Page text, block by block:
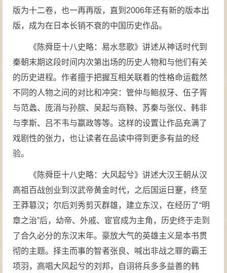
版为十二卷，也一再再版，直到2006年还有新的版本出
版，成为在日本长销不衰的中国历史作品。
《陈舜臣十八史略：易水悲歌》讲述从神话时代到
秦朝末期这段时间内次第出场的历史人物和与他们有关
的历史进程。作者擅于把握互相关联着的性格命运截然
不同的人物之间的对比和冲突：管仲与鲍叔牙、伍子胥
与范蠡、庞涓与孙膑、吴起与商鞅、苏秦与张仪、韩非
与李斯、吕不韦与嬴政等等。这样的设置让作品充满了
戏剧性的张力，也让读者在品读中得到更多有益的经
验。
《陈舜臣十八史略：大风起兮》讲述大汉王朝从汉
高祖百战创业到汉武帝黄金时代，之后国运日蹇，终至
王莽篡汉；尔后刘秀剪灭群雄，建立东汉，在经历了“明
章之治”后，幼帝、外戚、宦官成为主角，历史终于走到
了合久必分的东汉末年。豪放大气的英雄主义是本书贯
彻的主题。择主而事的智者张良、喊出非战之罪的霸王
项羽，高唱大风起兮的刘邦，自诩将兵多多益善的韩